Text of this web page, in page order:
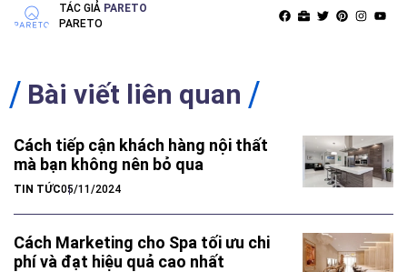
TÁC GIẢ PARETO
PARETO
Bài viết liên quan
Cách tiếp cận khách hàng nội thất
mà bạn không nên bỏ qua
TIN TỨC05/11/2024
Cách Marketing cho Spa tối ưu chi
phí và đạt hiệu quả cao nhất